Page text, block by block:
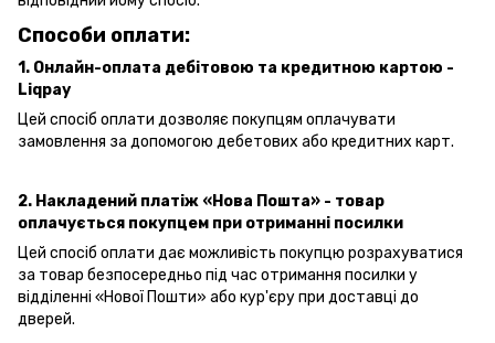
Способи оплати:
1. Онлайн-оплата дебітовою та кредитною картою -
Liqpay
Цей спосіб оплати дозволяє покупцям оплачувати
замовлення за допомогою дебетових або кредитних карт.
2. Накладений платіж «Нова Пошта» - товар
оплачується покупцем при отриманні посилки
Цей спосіб оплати дає можливість покупцю розрахуватися
за товар безпосередньо під час отримання посилки у
відділенні «Нової Пошти» або кур'єру при доставці до
дверей.